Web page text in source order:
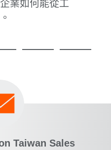
業如何能從工
Taiwan Sales